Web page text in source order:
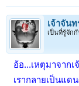
เจ้าจันท
เป็นที่รู้จัก
อ้อ...เหตุมาจากเ
เรากลายเป็นแด